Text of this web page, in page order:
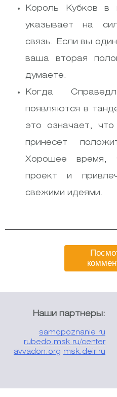
Король Кубков в
указывает на
связь. Если вы
ваша вторая
думаете.
Когда
появляются в
это означает, что
принесет
Хорошее время,
проект и
свежими идеями.
Наши партнеры:
samopoznanie.ru
rubedo.msk.ru/center
avvadon.org msk.deir.ru